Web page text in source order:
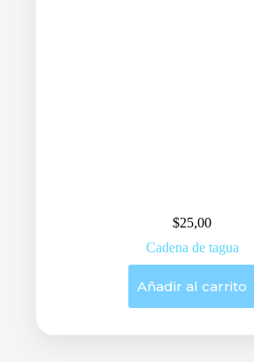
$25,00
Cadena de tagua
Añadir al carrito